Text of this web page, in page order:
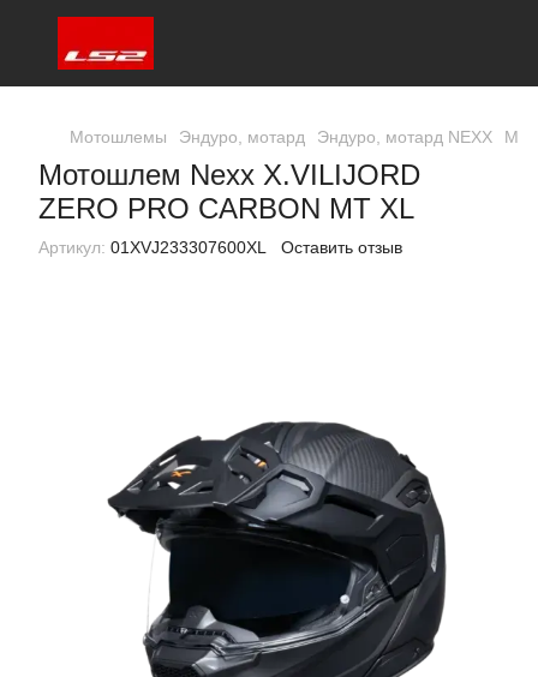
Мотошлемы Эндуро, мотард Эндуро, мотард NEXX
Мотошлем Nexx X.VILIJORD
ZERO PRO CARBON MT XL
Артикул: 01XVJ233307600XL Оставить отзыв